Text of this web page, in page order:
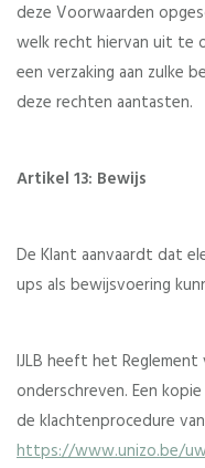
deze Voorwaarden
welk recht hiervan uit te
een verzaking aan zulke
deze rechten aantasten.
Artikel 13: Bewijs
De Klant aanvaardt dat
ups als bewijsvoering
IJLB heeft het Reglement
onderschreven. Een
de klachtenprocedure
https://www.unizo.be/